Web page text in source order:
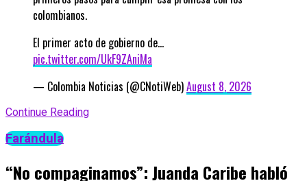
colombianos.
El primer acto de gobierno de…
pic.twitter.com/UkF9ZAniMa
— Colombia Noticias (@CNotiWeb)August 8, 2026
Continue Reading
Farándula
“No compaginamos”: Juanda Caribe habló